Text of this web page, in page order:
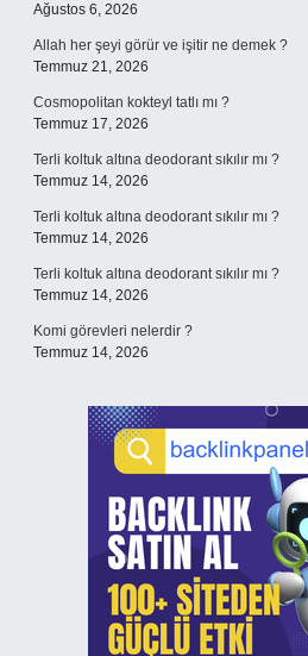
Ağustos 6, 2026
Allah her şeyi görür ve işitir ne demek ?
Temmuz 21, 2026
Cosmopolitan kokteyl tatlı mı ?
Temmuz 17, 2026
Terli koltuk altına deodorant sıkılır mı ?
Temmuz 14, 2026
Terli koltuk altına deodorant sıkılır mı ?
Temmuz 14, 2026
Terli koltuk altına deodorant sıkılır mı ?
Temmuz 14, 2026
Komi görevleri nelerdir ?
Temmuz 14, 2026